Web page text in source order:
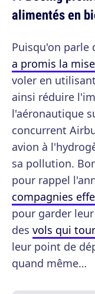
alimentés en
Puisqu'on parle
a promis la
voler en
ainsi réduire
l'aéronautique
concurrent
avion à
sa pollution.
pour rappel
compagnies
pour garder
des vols qui
leur point de
quand même…